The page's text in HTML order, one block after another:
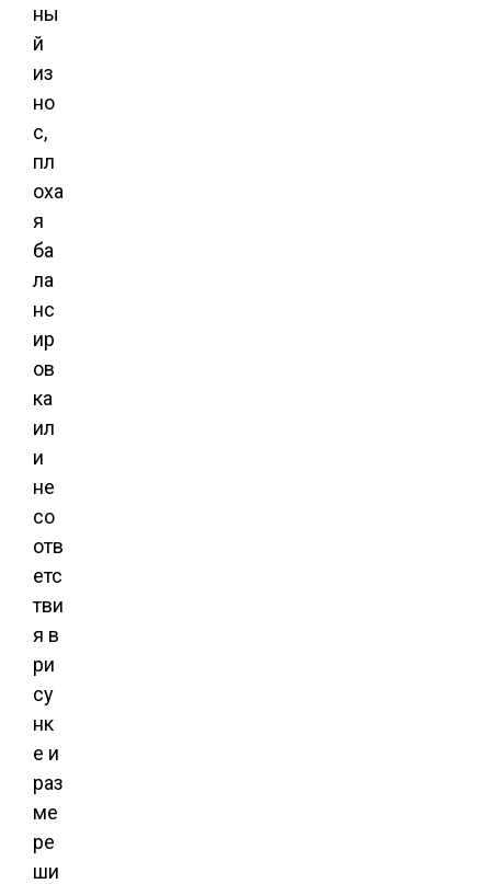
ны
й
из
но
с,
пл
оха
я
ба
ла
нс
ир
ов
ка
ил
и
не
со
отв
етс
тви
я в
ри
су
нк
е и
раз
ме
ре
ши